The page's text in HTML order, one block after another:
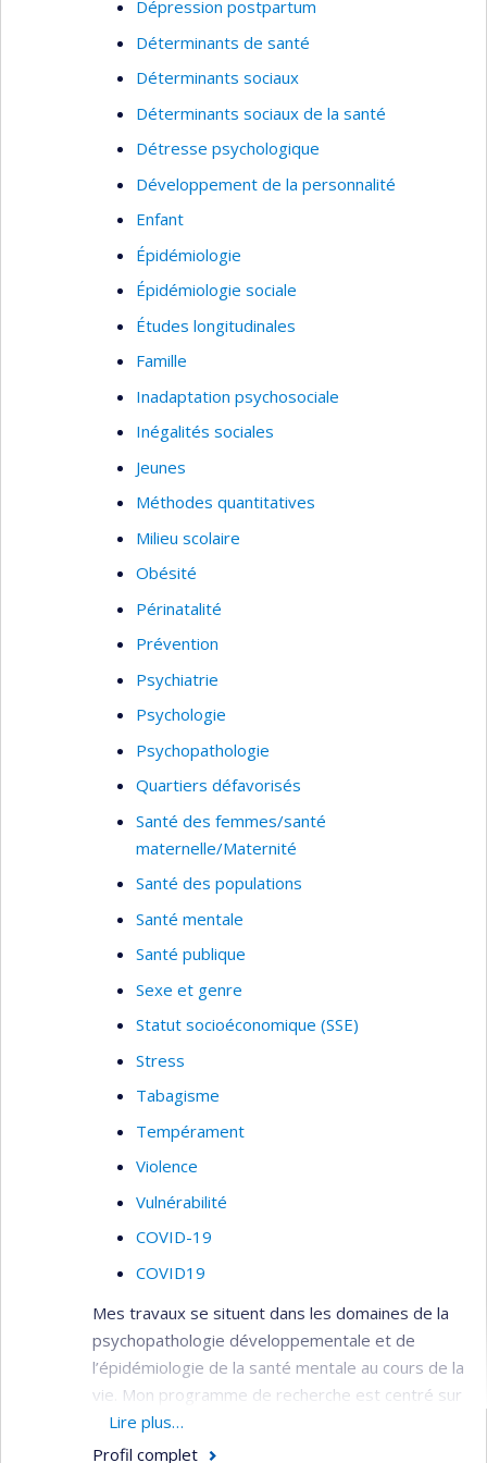
Dépression postpartum
Déterminants de santé
Déterminants sociaux
Déterminants sociaux de la santé
Détresse psychologique
Développement de la personnalité
Enfant
Épidémiologie
Épidémiologie sociale
Études longitudinales
Famille
Inadaptation psychosociale
Inégalités sociales
Jeunes
Méthodes quantitatives
Milieu scolaire
Obésité
Périnatalité
Prévention
Psychiatrie
Psychologie
Psychopathologie
Quartiers défavorisés
Santé des femmes/santé
maternelle/Maternité
Santé des populations
Santé mentale
Santé publique
Sexe et genre
Statut socioéconomique (SSE)
Stress
Tabagisme
Tempérament
Violence
Vulnérabilité
COVID-19
COVID19
Mes travaux se situent dans les domaines de la
psychopathologie développementale et de
l’épidémiologie de la santé mentale au cours de la
vie. Mon programme de recherche est centré sur
l’étude de la transmission intergénérationnelle
des facteurs de risque pour les problèmes de
Lire plus…
Profil complet